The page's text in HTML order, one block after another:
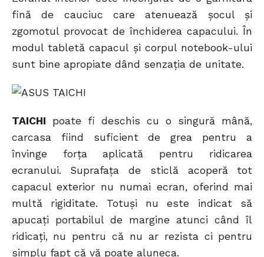
fină de cauciuc care atenuează șocul și
zgomotul provocat de închiderea capacului. În
modul tabletă capacul și corpul notebook-ului
sunt bine apropiate dând senzația de unitate.
TAICHI poate fi deschis cu o singură mână,
carcasa fiind suficient de grea pentru a
învinge forța aplicată pentru ridicarea
ecranului. Suprafața de sticlă acoperă tot
capacul exterior nu numai ecran, oferind mai
multă rigiditate. Totuși nu este indicat să
apucați portabilul de margine atunci când îl
ridicați, nu pentru că nu ar rezista ci pentru
simplu fapt că vă poate aluneca.